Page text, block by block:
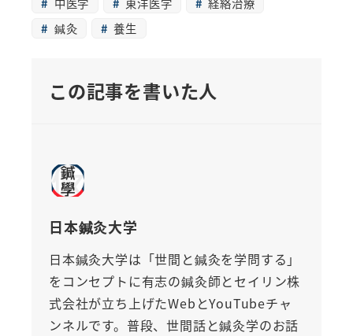
鍼灸
養生
この記事を書いた人
日本鍼灸大学
日本鍼灸大学は「世間と鍼灸を学問する」
をコンセプトに有志の鍼灸師とセイリン株
式会社が立ち上げたWebとYouTubeチャ
ンネルです。普段、世間話と鍼灸学のお話